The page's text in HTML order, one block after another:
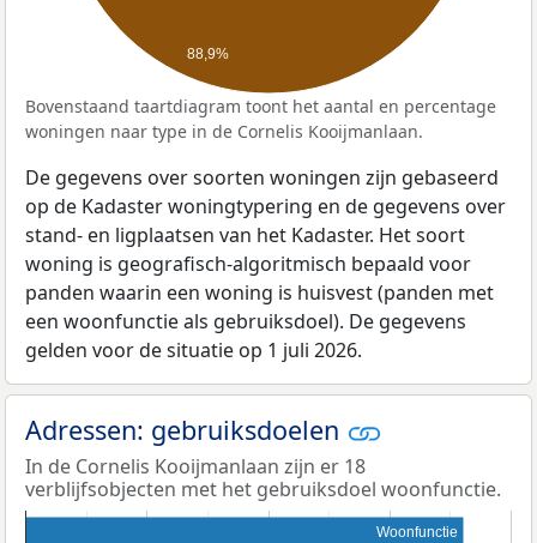
88,9%
Bovenstaand taartdiagram toont het aantal en percentage
woningen naar type in de Cornelis Kooijmanlaan.
De gegevens over soorten woningen zijn gebaseerd
op de Kadaster woningtypering en de gegevens over
stand- en ligplaatsen van het Kadaster. Het soort
woning is geografisch-algoritmisch bepaald voor
panden waarin een woning is huisvest (panden met
een woonfunctie als gebruiksdoel). De gegevens
gelden voor de situatie op 1 juli 2026.
Adressen: gebruiksdoelen
In de Cornelis Kooijmanlaan zijn er 18
verblijfsobjecten met het gebruiksdoel woonfunctie.
Woonfunctie